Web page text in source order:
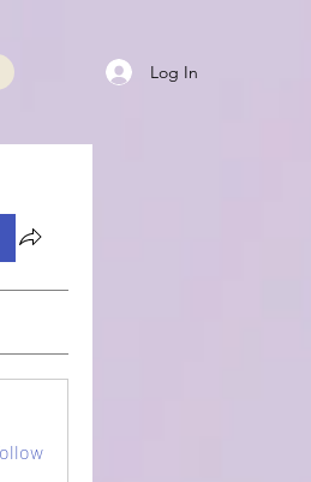
Log In